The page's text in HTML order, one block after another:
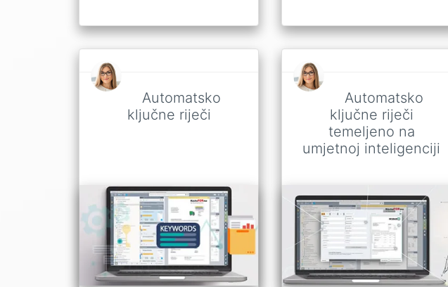
Automatsko
ključne riječi
Automatsko
ključne riječi
temeljeno na
umjetnoj inteligenciji